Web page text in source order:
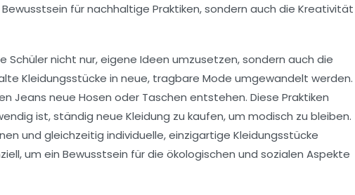
für nachhaltige Praktiken, sondern auch die Kreativität
Schüler nicht nur, eigene Ideen umzusetzen, sondern auch die
Kleidungsstücke in neue, tragbare Mode umgewandelt werden.
Jeans neue Hosen oder Taschen entstehen. Diese Praktiken
ist, ständig neue Kleidung zu kaufen, um modisch zu bleiben.
und gleichzeitig individuelle,einzigartige Kleidungsstücke
um ein Bewusstsein für die ökologischen und sozialen Aspekte